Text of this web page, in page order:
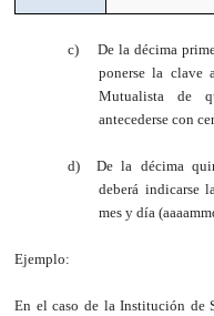
c)
De la décima
ponerse la clave
Mutualista de
antecederse con
d)
De la décima
deberá indicarse
mes y día
Ejemplo:
En el caso de la Institución de